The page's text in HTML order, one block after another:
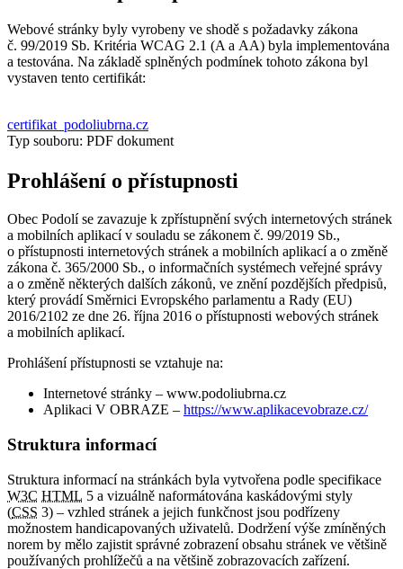
Webové stránky byly vyrobeny ve shodě s požadavky zákona
č. 99/2019 Sb. Kritéria WCAG 2.1 (A a AA) byla implementována
a testována. Na základě splněných podmínek tohoto zákona byl
vystaven tento certifikát:
certifikat_podoliubrna.cz
Typ souboru: PDF dokument
Prohlášení o přístupnosti
Obec Podolí se zavazuje k zpřístupnění svých internetových stránek
a mobilních aplikací v souladu se zákonem č. 99/2019 Sb.,
o přístupnosti internetových stránek a mobilních aplikací a o změně
zákona č. 365/2000 Sb., o informačních systémech veřejné správy
a o změně některých dalších zákonů, ve znění pozdějších předpisů,
který provádí Směrnici Evropského parlamentu a Rady (EU)
2016/2102 ze dne 26. října 2016 o přístupnosti webových stránek
a mobilních aplikací.
Prohlášení přístupnosti se vztahuje na:
Internetové stránky – www.podoliubrna.cz
Aplikaci V OBRAZE – https://www.aplikacevobraze.cz/
Struktura informací
Struktura informací na stránkách byla vytvořena podle specifikace
W3C HTML 5 a vizuálně naformátována kaskádovými styly
(CSS 3) – vzhled stránek a jejich funkčnost jsou podřízeny
možnostem handicapovaných uživatelů. Dodržení výše zmíněných
norem by mělo zajistit správné zobrazení obsahu stránek ve většině
používaných prohlížečů a na většině zobrazovacích zařízení.